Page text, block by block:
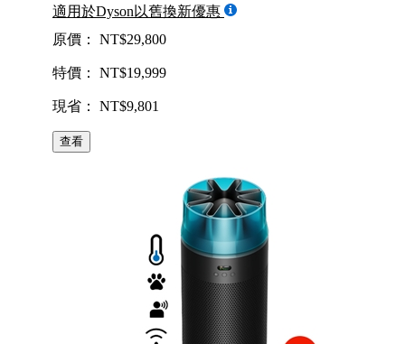
適用於Dyson以舊換新優惠
原價： NT$29,800
特價： NT$19,999
現省： NT$9,801
查看